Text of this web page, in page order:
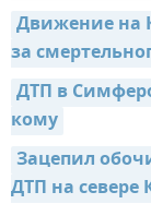
Движение на
за
ДТП в
кому
Зацепил
ДТП на